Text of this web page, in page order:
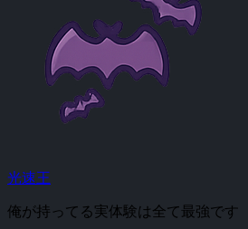
光速王
俺が持ってる実体験は全て最強です